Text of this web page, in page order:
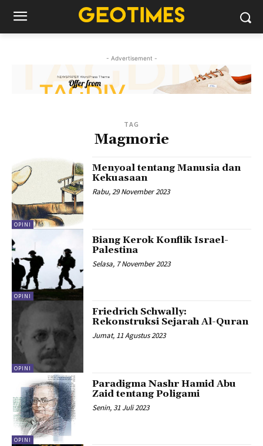
- Advertisement -
TAG
Magmorie
OPINI
Menyoal tentang Manusia dan
Kekuasaan
Rabu, 29 November 2023
OPINI
Biang Kerok Konflik Israel-
Palestina
Selasa, 7 November 2023
OPINI
Friedrich Schwally:
Rekonstruksi Sejarah Al-Quran
Jumat, 11 Agustus 2023
OPINI
Paradigma Nashr Hamid Abu
Zaid tentang Poligami
Senin, 31 Juli 2023